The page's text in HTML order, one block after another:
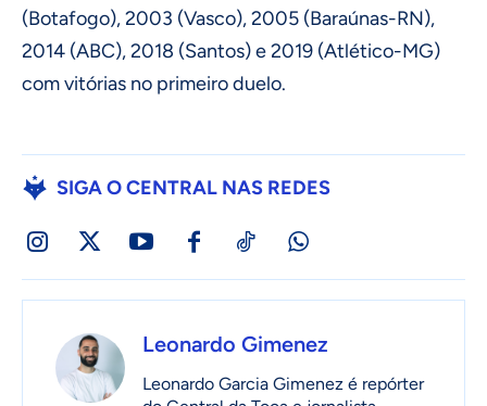
(Botafogo), 2003 (Vasco), 2005 (Baraúnas-RN),
2014 (ABC), 2018 (Santos) e 2019 (Atlético-MG)
com vitórias no primeiro duelo.
SIGA O CENTRAL NAS REDES
Leonardo Gimenez
Leonardo Garcia Gimenez é repórter